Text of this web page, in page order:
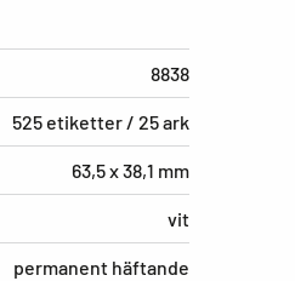
8838
525 etiketter / 25 ark
63,5 x 38,1 mm
vit
permanent häftande